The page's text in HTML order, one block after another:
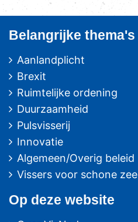
Belangrijke thema's
Aanlandplicht
Brexit
Ruimtelijke ordening
Duurzaamheid
Pulsvisserij
Innovatie
Algemeen/Overig beleid
Vissers voor schone zee
Op deze website